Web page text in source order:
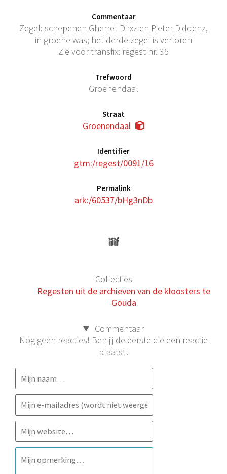
Commentaar
Zegel: schepenen Gherret Dirxz en Pieter Diddenz,
in groene was; het derde zegel is verloren
Zie voor transfix: regest nr. 35
Trefwoord
Groenendaal
Straat
Groenendaal
Identifier
gtm:/regest/0091/16
Permalink
ark:/60537/bHg3nDb
Collecties
Regesten uit de archieven van de kloosters te
Gouda
Commentaar
Nog geen reacties! Ben jij de eerste die een reactie
plaatst!